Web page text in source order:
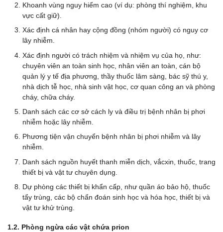
Khoanh vùng nguy hiểm cao (ví dụ: phòng thí nghiệm, khu
vực cất giữ).
Xác định cá nhân hay cộng đồng (nhóm người) có nguy cơ
lây nhiễm.
Xác định người có trách nhiệm và nhiệm vụ của họ, như:
chuyên viên an toàn sinh học, nhân viên an toàn, cán bộ
quản lý y tế địa phương, thầy thuốc lâm sàng, bác sỹ thú y,
nhà dịch tễ học, nhà sinh vật học, cơ quan công an và phòng
cháy, chữa cháy.
Danh sách các cơ sở cách ly và điều trị bệnh nhân bị phơi
nhiễm hoặc lây nhiễm.
Phương tiện vận chuyển bệnh nhân bị phơi nhiễm và lây
nhiễm.
Danh sách nguồn huyết thanh miễn dịch, vắcxin, thuốc, trang
thiết bị và vật tư chuyên dụng.
Dự phòng các thiết bị khẩn cấp, như quần áo bảo hộ, thuốc
tẩy trùng, các bộ chẩn đoán sinh học và hóa học, thiết bị và
vật tư khử trùng.
1.2. Phòng ngừa các vật chứa prion